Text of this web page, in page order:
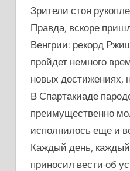
Зрители стоя
Правда, вскоре
Венгрии: рекорд
пройдет немного
новых достижениях,
В Спартакиаде
преимущественно
исполнилось еще и
Каждый день,
приносил вести об